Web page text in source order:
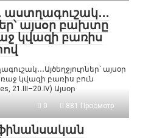
աստղագուշակ․․․
այսօր բախտը
կվազի բառիս
այսօր
կվազի բառիս բուն
21.III–20.IV) Այսօր
0 881 Просмотр